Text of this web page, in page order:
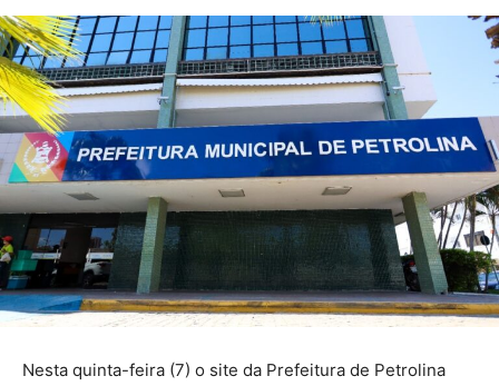
Nesta quinta-feira (7) o site da Prefeitura de Petrolina